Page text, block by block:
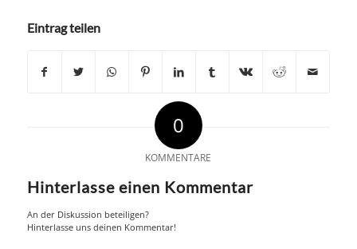
Eintrag teilen
0
KOMMENTARE
Hinterlasse einen Kommentar
An der Diskussion beteiligen?
Hinterlasse uns deinen Kommentar!